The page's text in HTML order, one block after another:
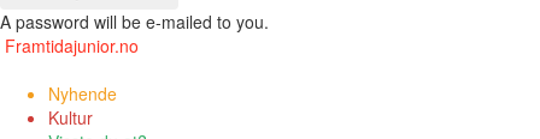
A password will be e-mailed to you.
Framtidajunior.no
Nyhende
Kultur